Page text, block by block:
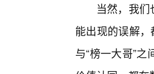
当然，我
能出现的误解
与“榜一大哥”